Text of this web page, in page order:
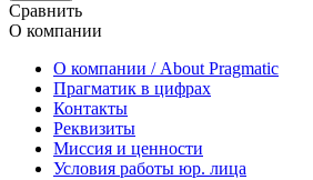
Сравнить
О компании
О компании / About Pragmatic
Прагматик в цифрах
Контакты
Реквизиты
Миссия и ценности
Условия работы юр. лица